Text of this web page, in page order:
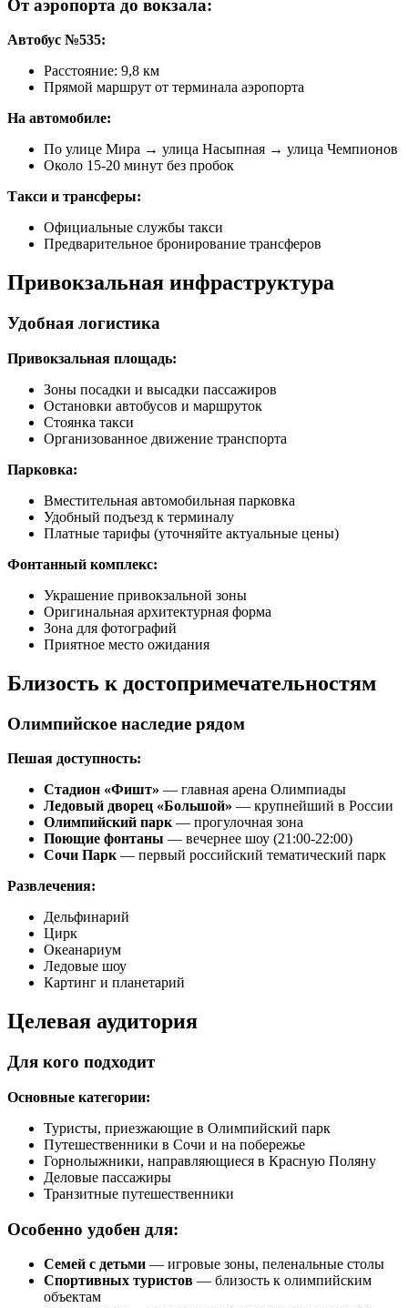
От аэропорта до вокзала:
Автобус №535:
Расстояние: 9,8 км
Прямой маршрут от терминала аэропорта
На автомобиле:
По улице Мира → улица Насыпная → улица Чемпионов
Около 15-20 минут без пробок
Такси и трансферы:
Официальные службы такси
Предварительное бронирование трансферов
Привокзальная инфраструктура
Удобная логистика
Привокзальная площадь:
Зоны посадки и высадки пассажиров
Остановки автобусов и маршруток
Стоянка такси
Организованное движение транспорта
Парковка:
Вместительная автомобильная парковка
Удобный подъезд к терминалу
Платные тарифы (уточняйте актуальные цены)
Фонтанный комплекс:
Украшение привокзальной зоны
Оригинальная архитектурная форма
Зона для фотографий
Приятное место ожидания
Близость к достопримечательностям
Олимпийское наследие рядом
Пешая доступность:
Стадион «Фишт» — главная арена Олимпиады
Ледовый дворец «Большой» — крупнейший в России
Олимпийский парк — прогулочная зона
Поющие фонтаны — вечернее шоу (21:00-22:00)
Сочи Парк — первый российский тематический парк
Развлечения:
Дельфинарий
Цирк
Океанариум
Ледовые шоу
Картинг и планетарий
Целевая аудитория
Для кого подходит
Основные категории:
Туристы, приезжающие в Олимпийский парк
Путешественники в Сочи и на побережье
Горнолыжники, направляющиеся в Красную Поляну
Деловые пассажиры
Транзитные путешественники
Особенно удобен для:
Семей с детьми — игровые зоны, пеленальные столы
Спортивных туристов — близость к олимпийским
объектам